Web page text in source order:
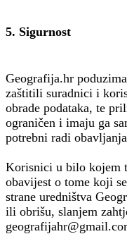
5. Sigurnost
Geografija.hr
zaštitili suradnici i
obrade podataka, te
ograničen i imaju ga
potrebni radi
Korisnici u bilo kojem
obavijest o tome koji
strane uredništva
ili obrišu, slanjem